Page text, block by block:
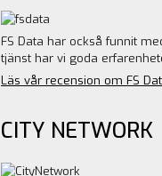
FS Data har också funnit
tjänst har vi goda
Läs vår recension om FS
CITY NETWORK